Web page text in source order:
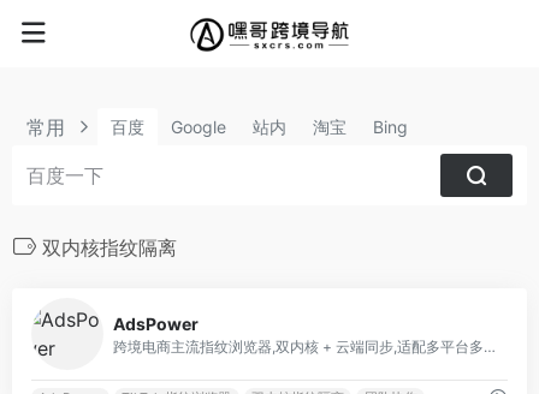
常用 百度 Google 站内 淘宝 Bing
双内核指纹隔离
AdsPower
跨境电商主流指纹浏览器,双内核 + 云端同步,适配多平台多账号运营